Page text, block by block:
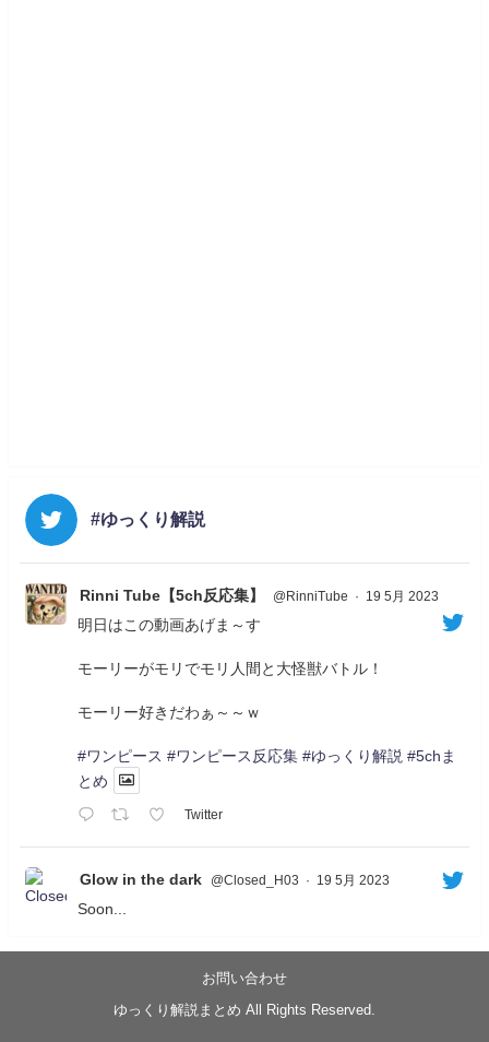
#ゆっくり解説
Rinni Tube【5ch反応集】 @RinniTube · 19 5月 2023
明日はこの動画あげま～す
モーリーがモリでモリ人間と大怪獣バトル！
モーリー好きだわぁ～～ｗ
#ワンピース #ワンピース反応集 #ゆっくり解説 #5chま
とめ
Twitter
Glow in the dark @Closed_H03 · 19 5月 2023
Soon...
【忍】ゆっくり季節性ドネート2021初夏22･23春/異世
界ファンタジー回解説【殺】～トリダ編
https://www.nicovideo.jp/watch/sm42161719
お問い合わせ
ゆっくり解説まとめ All Rights Reserved.